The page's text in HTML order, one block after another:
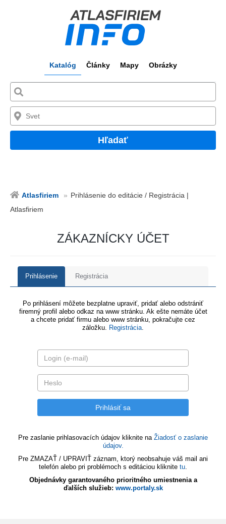
Katalóg Články Mapy Obrázky
Hľadať
Atlasfiriem
Prihlásenie do editácie / Registrácia |
Atlasfiriem
ZÁKAZNÍCKY ÚČET
Prihlásenie Registrácia
Po prihlásení môžete bezplatne upraviť, pridať alebo odstrániť
firemný profil alebo odkaz na www stránku. Ak ešte nemáte účet
a chcete pridať firmu alebo www stránku, pokračujte cez
záložku. Registrácia.
Pre zaslanie prihlasovacích údajov kliknite na Žiadosť o zaslanie
údajov.
Pre ZMAZAŤ / UPRAVIŤ záznam, ktorý neobsahuje váš mail ani
telefón alebo pri problémoch s editáciou kliknite tu.
Objednávky garantovaného prioritného umiestnenia a
ďalších služieb: www.portaly.sk